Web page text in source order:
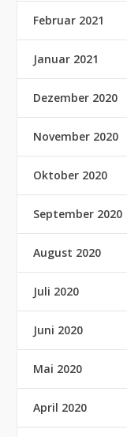
Februar 2021
Januar 2021
Dezember 2020
November 2020
Oktober 2020
September 2020
August 2020
Juli 2020
Juni 2020
Mai 2020
April 2020